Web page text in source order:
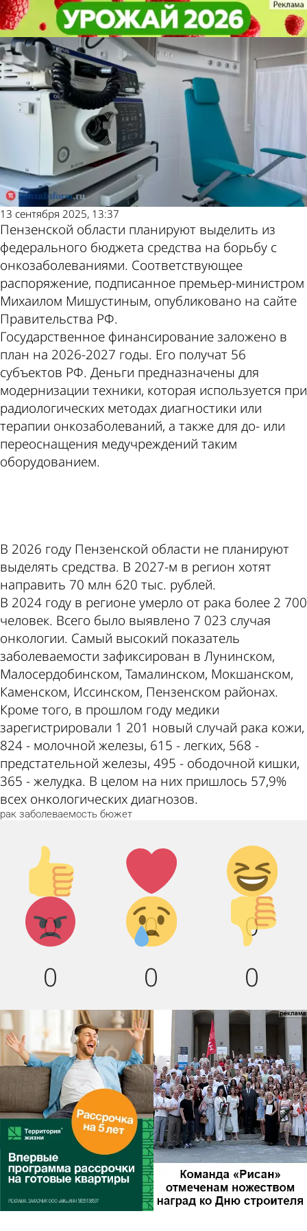
Пензенская область получит
средства на борьбу с раком
Общество
13 сентября 2025, 13:37
Пензенской области планируют выделить из
федерального бюджета средства на борьбу с
онкозаболеваниями. Соответствующее
распоряжение, подписанное премьер-министром
Михаилом Мишустиным, опубликовано на сайте
Правительства РФ.
Государственное финансирование заложено в
план на 2026-2027 годы. Его получат 56
субъектов РФ. Деньги предназначены для
модернизации техники, которая используется при
радиологических методах диагностики или
терапии онкозаболеваний, а также для до- или
переоснащения медучреждений таким
оборудованием.
В 2026 году Пензенской области не планируют
выделять средства. В 2027-м в регион хотят
направить 70 млн 620 тыс. рублей.
В 2024 году в регионе умерло от рака более 2 700
человек. Всего было выявлено 7 023 случая
онкологии. Самый высокий показатель
заболеваемости зафиксирован в Лунинском,
Малосердобинском, Тамалинском, Мокшанском,
Каменском, Иссинском, Пензенском районах.
Кроме того, в прошлом году медики
зарегистрировали 1 201 новый случай рака кожи,
824 - молочной железы, 615 - легких, 568 -
предстательной железы, 495 - ободочной кишки,
365 - желудка. В целом на них пришлось 57,9%
всех онкологических диагнозов.
рак заболеваемость бюжет
Палец
вверх!
0
Лайк!
0
Дикий
смех!
0
Агрессия!
0
Грусть :(
0
Палец
вниз!
0
Пензенская область получит
средства на борьбу с раком
Общество
Другие новости по
теме
Погода и курсы
валют в Пензе